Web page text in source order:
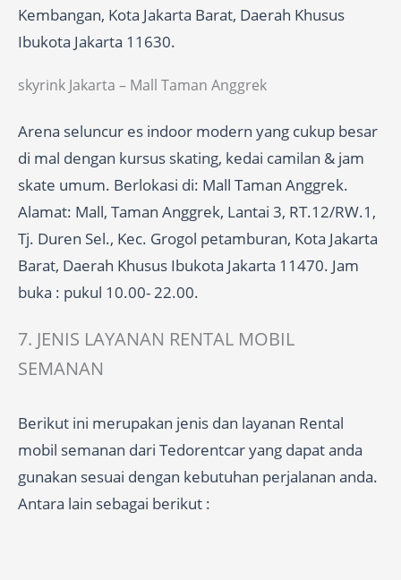
Kembangan, Kota Jakarta Barat, Daerah Khusus
Ibukota Jakarta 11630.
skyrink Jakarta – Mall Taman Anggrek
Arena seluncur es indoor modern yang cukup besar
di mal dengan kursus skating, kedai camilan & jam
skate umum. Berlokasi di: Mall Taman Anggrek.
Alamat: Mall, Taman Anggrek, Lantai 3, RT.12/RW.1,
Tj. Duren Sel., Kec. Grogol petamburan, Kota Jakarta
Barat, Daerah Khusus Ibukota Jakarta 11470. Jam
buka : pukul 10.00- 22.00.
7. JENIS LAYANAN RENTAL MOBIL
SEMANAN
Berikut ini merupakan jenis dan layanan Rental
mobil semanan dari Tedorentcar yang dapat anda
gunakan sesuai dengan kebutuhan perjalanan anda.
Antara lain sebagai berikut :